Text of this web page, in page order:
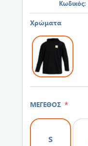
Κωδικός:
Χρώματα
ΜΕΓΕΘΟΣ *
S